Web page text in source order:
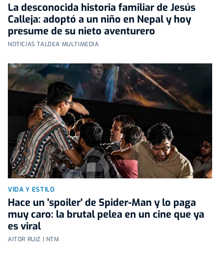
La desconocida historia familiar de Jesús
Calleja: adoptó a un niño en Nepal y hoy
presume de su nieto aventurero
NOTICIAS TALDEA MULTIMEDIA
VIDA Y ESTILO
Hace un 'spoiler' de Spider-Man y lo paga
muy caro: la brutal pelea en un cine que ya
es viral
AITOR RUIZ | NTM